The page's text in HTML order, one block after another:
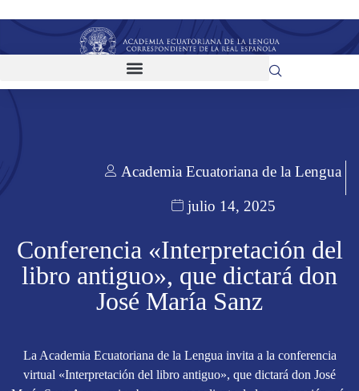
Academia Ecuatoriana de la Lengua
julio 14, 2025
Conferencia «Interpretación del
libro antiguo», que dictará don
José María Sanz
La Academia Ecuatoriana de la Lengua invita a la conferencia
virtual «Interpretación del libro antiguo», que dictará don José